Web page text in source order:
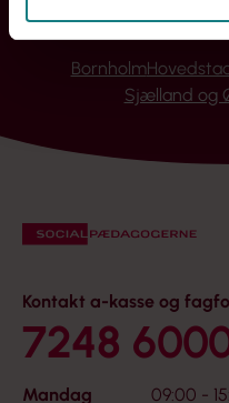
Bornholm
Sjælland og
Kontakt a-kasse og
7248
Mandag
09:00 -